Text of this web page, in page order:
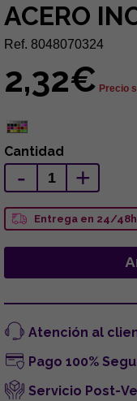
ACERO
Ref. 8048070324
2,32€ Precio
Cantidad
- +
Entrega en 24/
Atención al
Pago 100%
Servicio Post-